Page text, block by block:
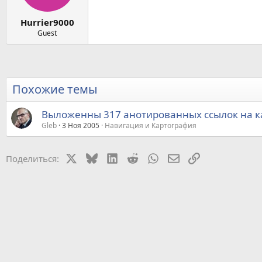
Hurrier9000
Guest
Похожие темы
Выложенны 317 анотированных ссылок на
Gleb 3 Ноя 2005 Навигация и Картография
Поделиться: BlueskyLinkedIn
Reddit WhatsApp
Электронная почта
Ссылка